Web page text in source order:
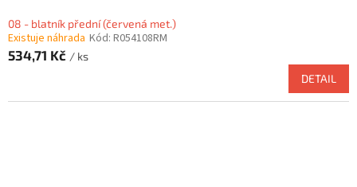
08 - blatník přední (červená met.)
Existuje náhrada Kód: R054108RM
534,71 Kč / ks
DETAIL